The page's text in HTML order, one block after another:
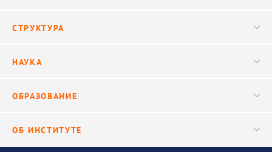
Видео
СТРУКТУРА
Научные подразделения
НАУКА
Исследования
ОБРАЗОВАНИЕ
ОБ ИНСТИТУТЕ